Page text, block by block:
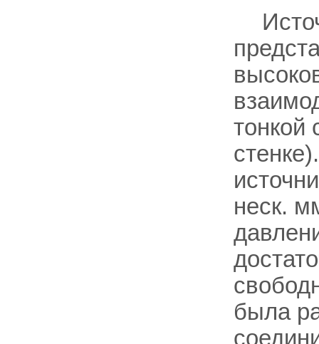
тонкой
неск.
была